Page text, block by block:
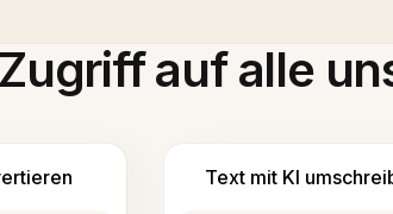
auf alle
Text mit KI